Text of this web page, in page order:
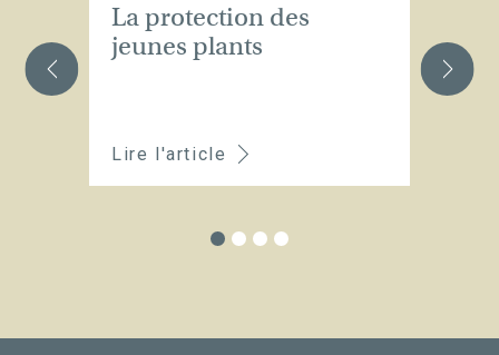
La protection des
jeunes plants
Lire l'article